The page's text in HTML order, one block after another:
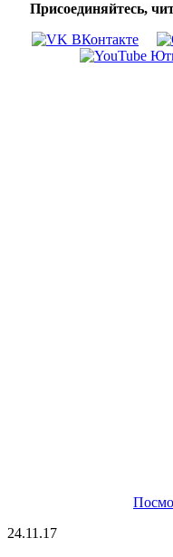
Присоединяйтесь,
24.11.17